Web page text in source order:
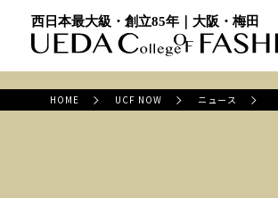
西日本最大級・創立85年｜大阪・梅田
HOME UCF NOW ニュース